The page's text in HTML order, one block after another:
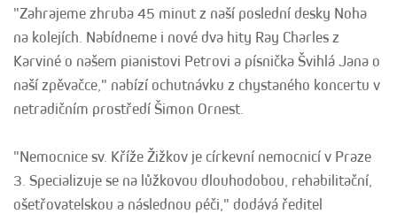
"Zahrajeme zhruba 45 minut z naší poslední desky Noha
na kolejích. Nabídneme i nové dva hity Ray Charles z
Karviné o našem pianistovi Petrovi a písnička Švihlá Jana o
naší zpěvačce," nabízí ochutnávku z chystaného koncertu v
netradičním prostředí Šimon Ornest.
"Nemocnice sv. Kříže Žižkov je církevní nemocnicí v Praze
3. Specializuje se na lůžkovou dlouhodobou, rehabilitační,
ošetřovatelskou a následnou péči," dodává ředitel